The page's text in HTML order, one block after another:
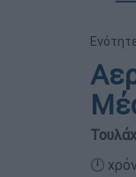
🕛